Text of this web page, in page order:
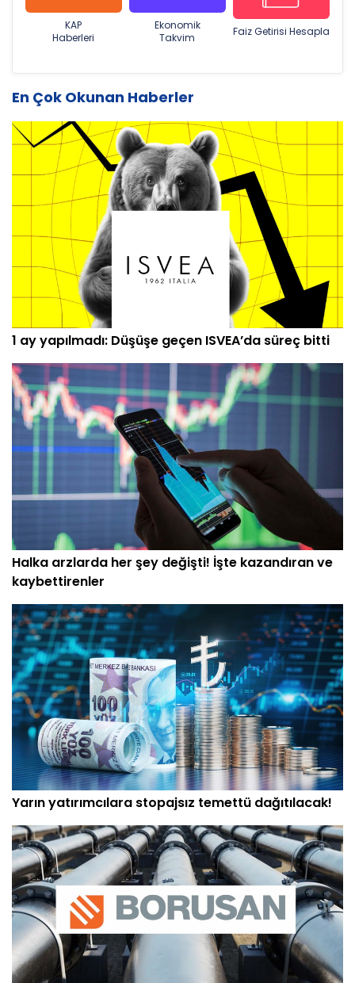
KAP
Haberleri
Ekonomik
Takvim
Faiz Getirisi Hesapla
En Çok Okunan Haberler
1 ay yapılmadı: Düşüşe geçen ISVEA’da süreç bitti
Halka arzlarda her şey değişti! İşte kazandıran ve
kaybettirenler
Yarın yatırımcılara stopajsız temettü dağıtılacak!